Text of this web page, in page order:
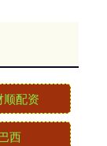
顺配资
西